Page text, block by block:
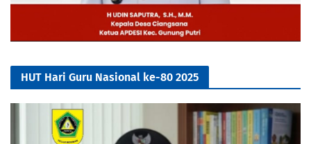
HUT Hari Guru Nasional ke-80 2025